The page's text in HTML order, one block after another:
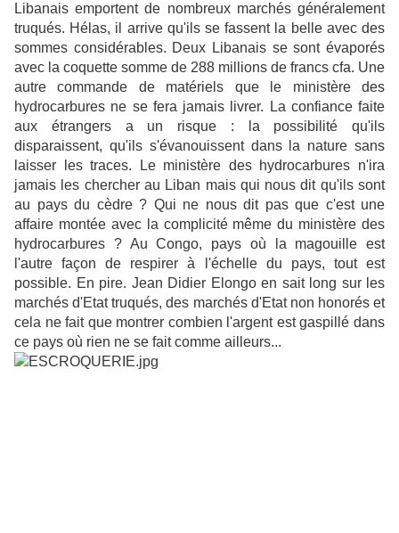
Libanais emportent de nombreux marchés généralement
truqués. Hélas, il arrive qu'ils se fassent la belle avec des
sommes considérables. Deux Libanais se sont évaporés
avec la coquette somme de 288 millions de francs cfa. Une
autre commande de matériels que le ministère des
hydrocarbures ne se fera jamais livrer. La confiance faite
aux étrangers a un risque : la possibilité qu'ils
disparaissent, qu'ils s'évanouissent dans la nature sans
laisser les traces. Le ministère des hydrocarbures n'ira
jamais les chercher au Liban mais qui nous dit qu'ils sont
au pays du cèdre ? Qui ne nous dit pas que c'est une
affaire montée avec la complicité même du ministère des
hydrocarbures ? Au Congo, pays où la magouille est
l'autre façon de respirer à l'échelle du pays, tout est
possible. En pire. Jean Didier Elongo en sait long sur les
marchés d'Etat truqués, des marchés d'Etat non honorés et
cela ne fait que montrer combien l'argent est gaspillé dans
ce pays où rien ne se fait comme ailleurs...